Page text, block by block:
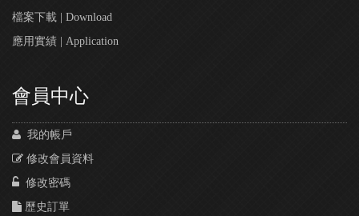
檔案下載 | Download
應用實績 | Application
會員中心
我的帳戶
修改會員資料
修改密碼
歷史訂單